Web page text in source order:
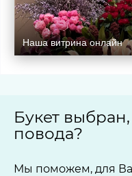
Наша витрина онлайн
Букет
повода?
Мы поможем, для